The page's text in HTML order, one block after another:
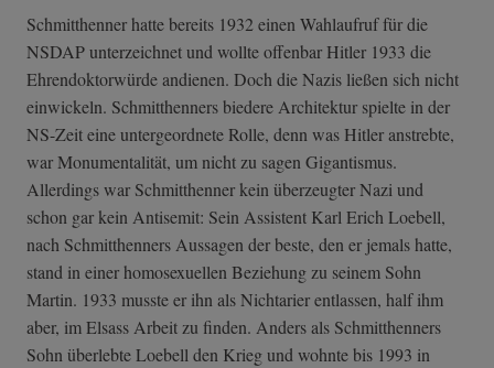
Schmitthenner hatte bereits 1932 einen Wahlaufruf für die
NSDAP unterzeichnet und wollte offenbar Hitler 1933 die
Ehrendoktorwürde andienen. Doch die Nazis ließen sich nicht
einwickeln. Schmitthenners biedere Architektur spielte in der
NS-Zeit eine untergeordnete Rolle, denn was Hitler anstrebte,
war Monumentalität, um nicht zu sagen Gigantismus.
Allerdings war Schmitthenner kein überzeugter Nazi und
schon gar kein Antisemit: Sein Assistent Karl Erich Loebell,
nach Schmitthenners Aussagen der beste, den er jemals hatte,
stand in einer homosexuellen Beziehung zu seinem Sohn
Martin. 1933 musste er ihn als Nichtarier entlassen, half ihm
aber, im Elsass Arbeit zu finden. Anders als Schmitthenners
Sohn überlebte Loebell den Krieg und wohnte bis 1993 in